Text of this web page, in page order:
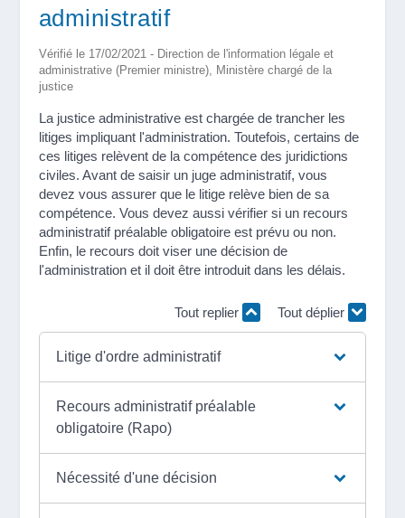
administratif
Vérifié le 17/02/2021 - Direction de l'information légale et
administrative (Premier ministre), Ministère chargé de la
justice
La justice administrative est chargée de trancher les
litiges impliquant l'administration. Toutefois, certains de
ces litiges relèvent de la compétence des juridictions
civiles. Avant de saisir un juge administratif, vous
devez vous assurer que le litige relève bien de sa
compétence. Vous devez aussi vérifier si un recours
administratif préalable obligatoire est prévu ou non.
Enfin, le recours doit viser une décision de
l'administration et il doit être introduit dans les délais.
Tout replier Tout déplier
Litige d'ordre administratif
Recours administratif préalable
obligatoire (Rapo)
Nécessité d'une décision